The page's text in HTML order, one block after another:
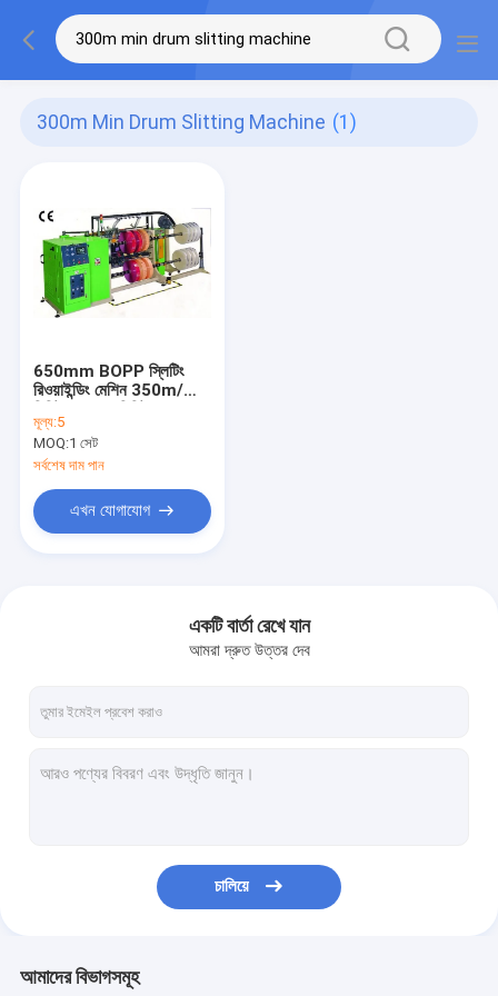
300m Min Drum Slitting Machine (1)
650mm BOPP স্লিটিং
রিওয়াইন্ডিং মেশিন 350m/
মূল্য:5
MOQ:1 সেট
সর্বশেষ দাম পান
এখন যোগাযোগ
একটি বার্তা রেখে যান
আমরা দ্রুত উত্তর দেব
চালিয়ে
আমাদের বিভাগসমূহ